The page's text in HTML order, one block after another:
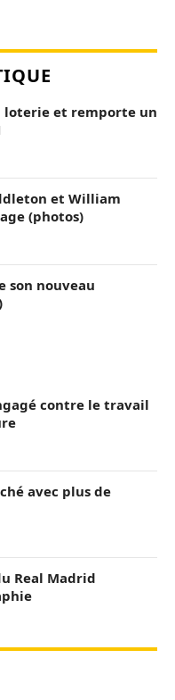
loterie et remporte un
et William
(photos)
son nouveau
contre le travail
avec plus de
Real Madrid